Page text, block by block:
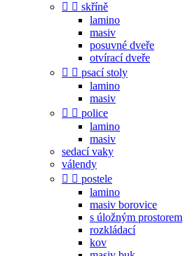
  skříně
lamino
masiv
posuvné dveře
otvírací dveře
  psací stoly
lamino
masiv
  police
lamino
masiv
sedací vaky
válendy
  postele
lamino
masiv borovice
s úložným prostorem
rozkládací
kov